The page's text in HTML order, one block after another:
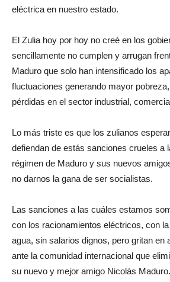
eléctrica en nuestro estado.
El Zulia hoy por hoy no creé en los
sencillamente no cumplen y arrugan
Maduro que solo han intensificado los
fluctuaciones generando mayor
pérdidas en el sector industrial,
Lo más triste es que los zulianos
defiendan de estás sanciones crueles a
régimen de Maduro y sus nuevos
no darnos la gana de ser socialistas.
Las sanciones a las cuáles estamos
con los racionamientos eléctricos, con
agua, sin salarios dignos, pero gritan en
ante la comunidad internacional que
su nuevo y mejor amigo Nicolás Maduro.